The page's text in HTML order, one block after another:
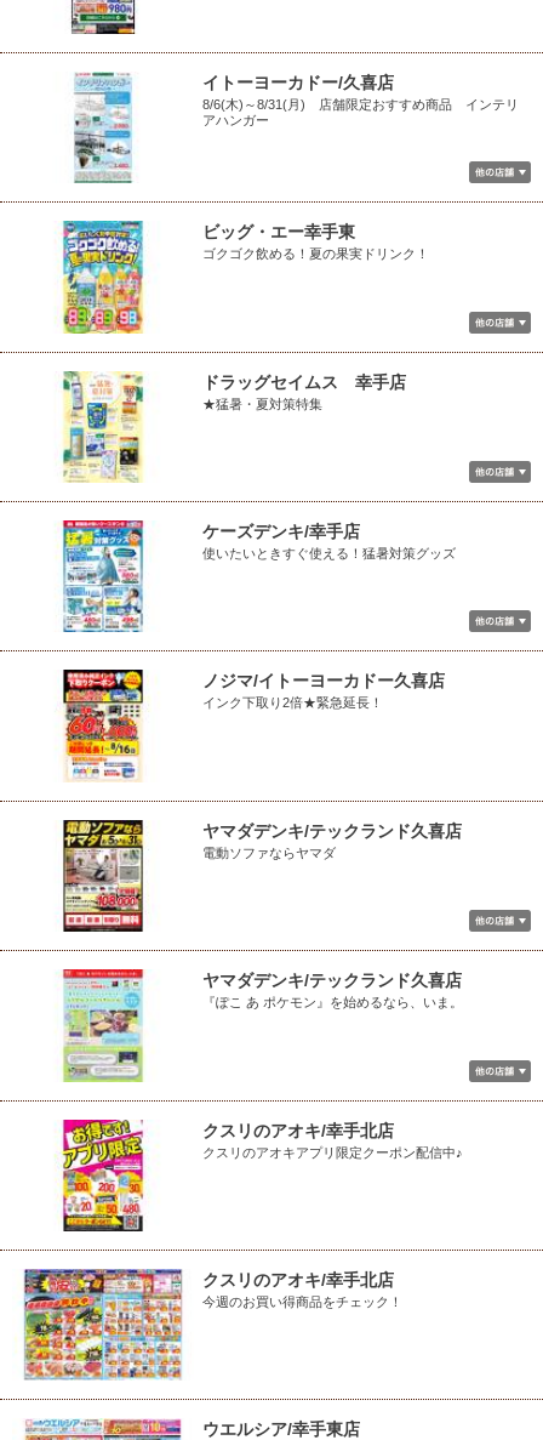
イトーヨーカドー/久喜店
8/6(木)～8/31(月) 店舗限定おすすめ商品 インテリ
アハンガー
ビッグ・エー幸手東
ゴクゴク飲める！夏の果実ドリンク！
ドラッグセイムス 幸手店
★猛暑・夏対策特集
ケーズデンキ/幸手店
使いたいときすぐ使える！猛暑対策グッズ
ノジマ/イトーヨーカドー久喜店
インク下取り2倍★緊急延長！
ヤマダデンキ/テックランド久喜店
電動ソファならヤマダ
ヤマダデンキ/テックランド久喜店
『ぽこ あ ポケモン』を始めるなら、いま。
クスリのアオキ/幸手北店
クスリのアオキアプリ限定クーポン配信中♪
クスリのアオキ/幸手北店
今週のお買い得商品をチェック！
ウエルシア/幸手東店